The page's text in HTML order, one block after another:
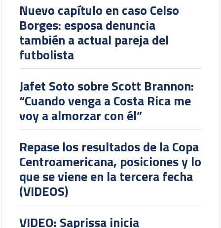
Nuevo capítulo en caso Celso
Borges: esposa denuncia
también a actual pareja del
futbolista
Jafet Soto sobre Scott Brannon:
“Cuando venga a Costa Rica me
voy a almorzar con él”
Repase los resultados de la Copa
Centroamericana, posiciones y lo
que se viene en la tercera fecha
(VIDEOS)
VIDEO: Saprissa inicia